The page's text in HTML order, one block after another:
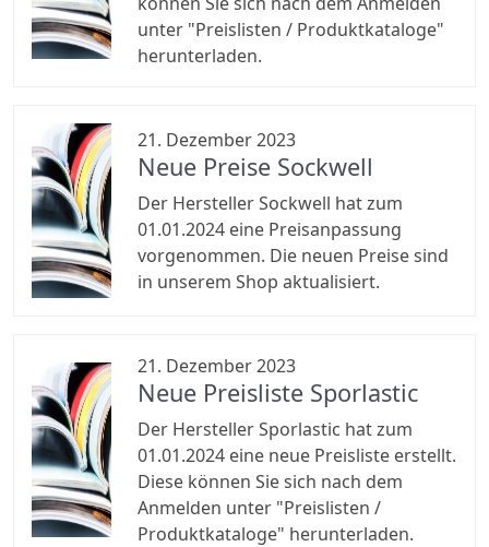
unter "Preislisten / Produktkataloge"
herunterladen.
21. Dezember 2023
Neue Preise Sockwell
Der Hersteller Sockwell hat zum
01.01.2024 eine Preisanpassung
vorgenommen. Die neuen Preise sind
in unserem Shop aktualisiert.
21. Dezember 2023
Neue Preisliste Sporlastic
Der Hersteller Sporlastic hat zum
01.01.2024 eine neue Preisliste erstellt.
Diese können Sie sich nach dem
Anmelden unter "Preislisten /
Produktkataloge" herunterladen.